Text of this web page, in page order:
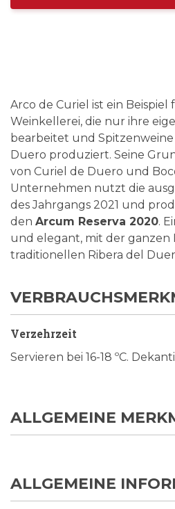
Arco de Curiel ist ein Beispiel
Weinkellerei, die nur ihre
bearbeitet und Spitzenweine
Duero produziert. Seine
von Curiel de Duero und
Unternehmen nutzt die
des Jahrgangs 2021 und
den Arcum Reserva 2020.
und elegant, mit der ganzen
traditionellen Ribera del
Verzehrzeit
Servieren bei 16-18 ºC.
ALLGEMEINE
ALLGEMEINE